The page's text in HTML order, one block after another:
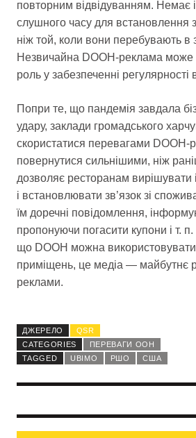
повторним відвідуванням. Немає
слушного часу для встановлення
ніж той, коли вони перебувають в
Незвичайна DOOH-реклама може
роль у забезпеченні регулярності
Попри те, що пандемія завдала
удару, заклади громадського
скористатися перевагами
повернутися сильнішими, ніж
дозволяє ресторанам вирішувати
і встановлювати зв’язок зі
їм доречні повідомлення,
пропонуючи погасити купони і т.
що DOOH можна використовувати
приміщень, це медіа — майбутнє
реклами.
ДЖЕРЕЛО
QSR
CATEGORIES
ПЕРЕВАГИ OOH
TAGGED
UBIMO РШО США